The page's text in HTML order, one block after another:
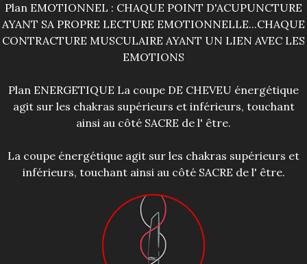
Plan EMOTIONNEL : CHAQUE POINT D'ACUPUNCTURE
AYANT SA PROPRE LECTURE EMOTIONNELLE...CHAQUE
CONTRACTURE MUSCULAIRE AYANT UN LIEN AVEC LES
EMOTIONS
Plan ENERGETIQUE La coupe DE CHEVEU énergétique
agit sur les chakras supérieurs et inférieurs, touchant
ainsi au côté SACRE de l' être.
La coupe énergétique agit sur les chakras supérieurs et
inférieurs, touchant ainsi au côté SACRE de l' être.